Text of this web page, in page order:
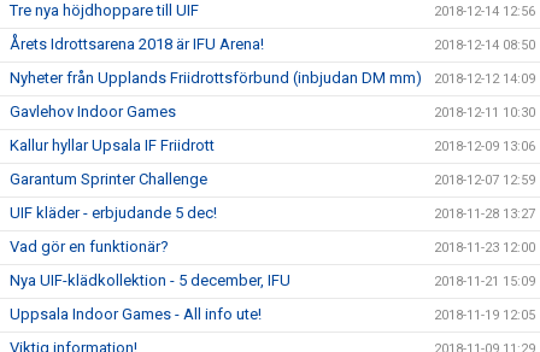
Tre nya höjdhoppare till UIF 2018-12-14 12:56
Årets Idrottsarena 2018 är IFU Arena! 2018-12-14 08:50
Nyheter från Upplands Friidrottsförbund (inbjudan DM mm) 2018-12-12 14:09
Gavlehov Indoor Games 2018-12-11 10:30
Kallur hyllar Upsala IF Friidrott 2018-12-09 13:06
Garantum Sprinter Challenge 2018-12-07 12:59
UIF kläder - erbjudande 5 dec! 2018-11-28 13:27
Vad gör en funktionär? 2018-11-23 12:00
Nya UIF-klädkollektion - 5 december, IFU 2018-11-21 15:09
Uppsala Indoor Games - All info ute! 2018-11-19 12:05
Viktig information!